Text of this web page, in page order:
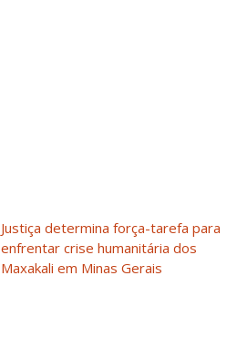
Justiça determina força-tarefa para
enfrentar crise humanitária dos
Maxakali em Minas Gerais